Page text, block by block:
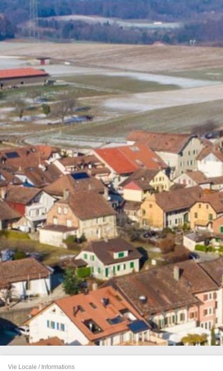
Vie Locale / Informations